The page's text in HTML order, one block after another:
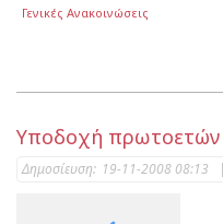
Γενικές Ανακοινώσεις
Υποδοχή πρωτοετών
Δημοσίευση: 19-11-2008 08:13 |